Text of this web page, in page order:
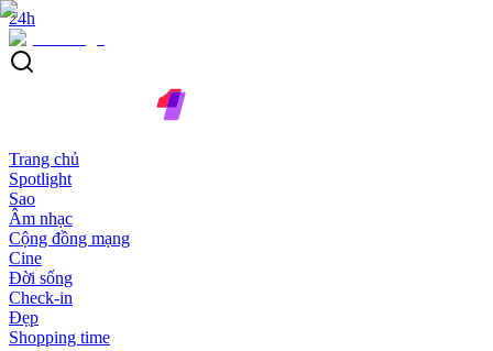
24h
Trang chủ
Spotlight
Sao
Âm nhạc
Cộng đồng mạng
Cine
Đời sống
Check-in
Đẹp
Shopping time